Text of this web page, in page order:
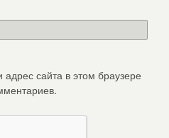
сайта в этом браузере